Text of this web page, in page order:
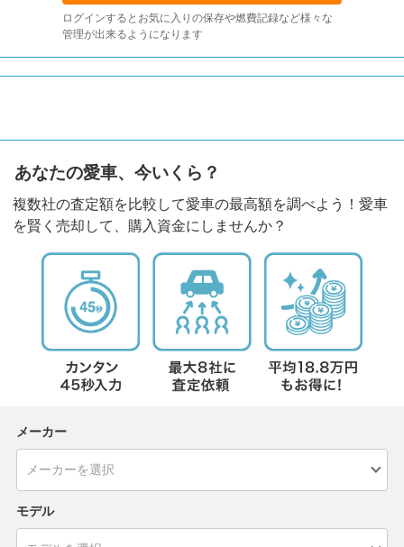
ログインするとお気に入りの保存や燃費記録など様々な
管理が出来るようになります
あなたの愛車、今いくら？
複数社の査定額を比較して愛車の最高額を調べよう！愛車
を賢く売却して、購入資金にしませんか？
メーカー
モデル